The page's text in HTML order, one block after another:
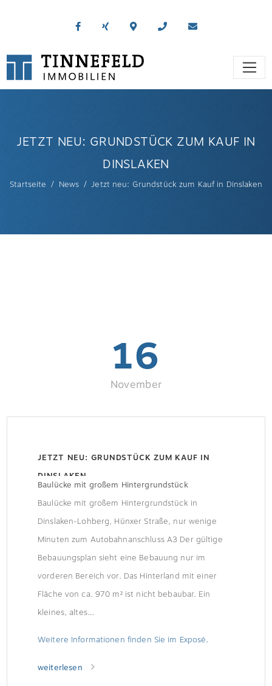
JETZT NEU: GRUNDSTÜCK ZUM KAUF IN
DINSLAKEN
Startseite News Jetzt neu: Grundstück zum Kauf in Dinslaken
16
November
JETZT NEU: GRUNDSTÜCK ZUM KAUF IN
DINSLAKEN
Baulücke mit großem Hintergrundstück
Baulücke mit großem Hintergrundstück in
Dinslaken-Lohberg, Hünxer Straße, nur wenige
Minuten zum Autobahnanschluss A3 Der gültige
Bebauungsplan sieht eine Bebauung nur im
vorderen Bereich vor. Das Hinterland mit einer
Fläche von ca. 970 m² ist nicht bebaubar. Ein
kleines, altes…
Weitere Informationen finden Sie im Exposé.
weiterlesen